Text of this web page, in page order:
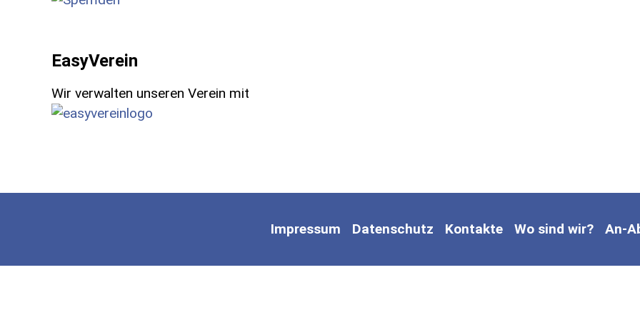
EasyVerein
Wir verwalten unseren Verein mit
Impressum Datenschutz Kontakte Wo sind wir? An-